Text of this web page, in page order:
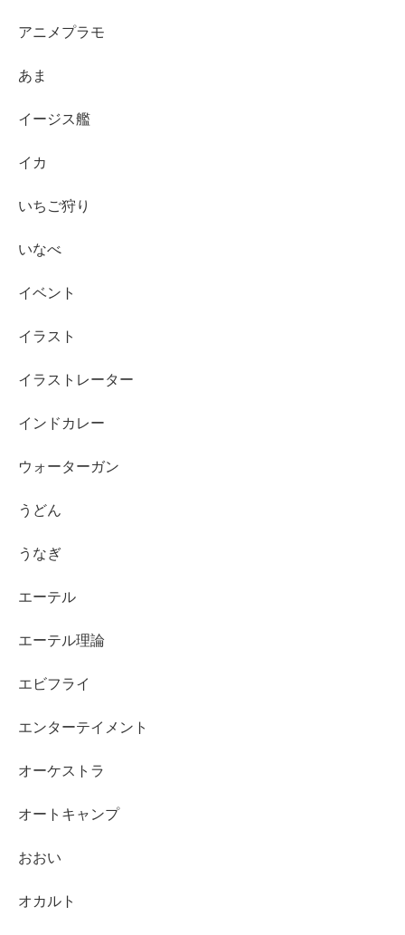
アニメプラモ
あま
イージス艦
イカ
いちご狩り
いなべ
イベント
イラスト
イラストレーター
インドカレー
ウォーターガン
うどん
うなぎ
エーテル
エーテル理論
エビフライ
エンターテイメント
オーケストラ
オートキャンプ
おおい
オカルト